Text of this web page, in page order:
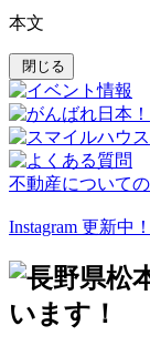
本文
閉じる
不動産について
Instagram 更新中！